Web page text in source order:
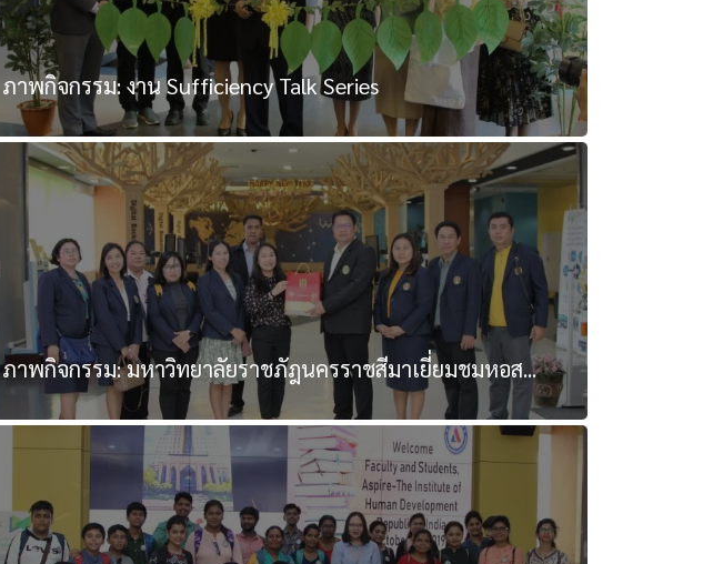
ภาพกิจกรรม: งาน Sufficiency Talk Series
ภาพกิจกรรม: มหาวิทยาลัยราชภัฎนครราชสีมาเยี่ยมชมหอส...